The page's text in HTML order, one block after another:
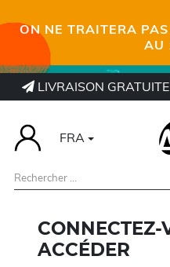
ON NE TRAITERA
AU
LIVRAISON
FRA
CONNECTEZ-
ACCÉDER